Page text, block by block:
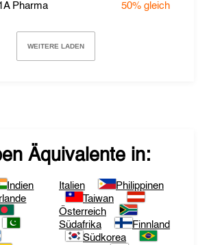
Pharma 50% gleich
WEITERE LADEN
Äquivalente in:
Indien
Italien
Philippinen
Taiwan
Österreich
Südafrika
Finnland
Südkorea